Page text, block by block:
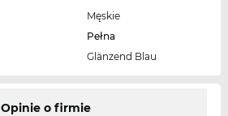
Męskie
Pełna
Glänzend Blau
Opinie o firmie